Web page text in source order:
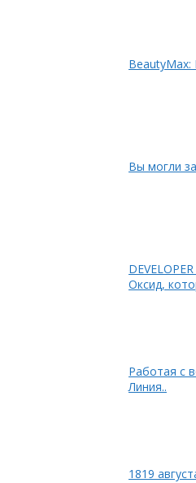
Вы могли
Оксид,
Работая с
Линия..
1819